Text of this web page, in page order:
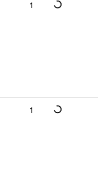
1
1